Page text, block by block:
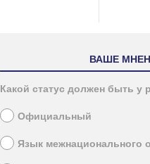
ВАШЕ
Какой статус должен быть у
Официальный
Язык межнационального